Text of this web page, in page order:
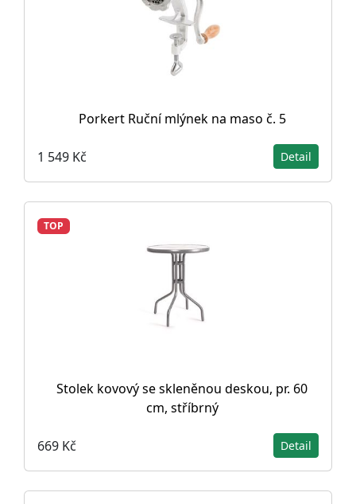
Porkert Ruční mlýnek na maso č. 5
1 549 Kč Detail
TOP
Stolek kovový se skleněnou deskou, pr. 60
cm, stříbrný
669 Kč Detail